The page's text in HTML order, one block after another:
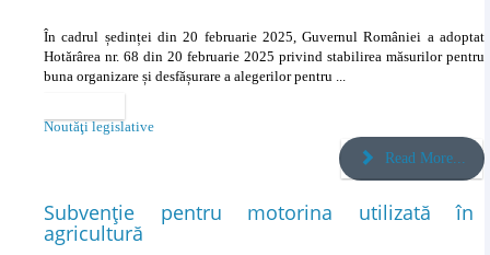
În cadrul ședinței din 20 februarie 2025, Guvernul României a adoptat
Hotărârea nr. 68 din 20 februarie 2025 privind stabilirea măsurilor pentru
buna organizare și desfășurare a alegerilor pentru ...
Noutăţi legislative
Read More...
Subvenție pentru motorina utilizată în
agricultură